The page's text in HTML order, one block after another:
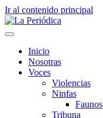
Ir al contenido principal
Inicio
Nosotras
Voces
Violencias
Ninfas
Faunos
Tribuna